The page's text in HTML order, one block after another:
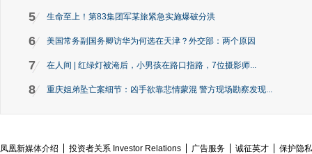
5 生命至上！第83集团军某旅紧急实施爆破分洪
6 美国常务副国务卿访华为何选在天津？外交部：两个原因
7 在人间 | 红绿灯被淹后，小男孩在路口指路，7位摄影师...
8 重庆姐弟坠亡案细节：凶手欲靠悲情蒙混 警方现场勘察发现...
凤凰新媒体介绍 投资者关系 Investor Relations 广告服务 诚征英才
保护隐